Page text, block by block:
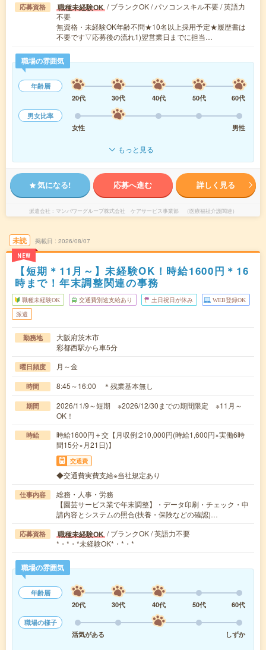
応募資格 職種未経験OK / ブランクOK / パソコンスキル不要 / 英語力
不要
無資格・未経験OK年齢不問★10名以上採用予定★履歴書は
不要です▽応募後の流れ1)翌営業日までに担当…
職場の雰囲気
年齢層
20代
30代 40代 50代
60代
男女比率
女性
男性
もっと見る
気になる! 応募へ進む 詳しく見る
派遣会社 マンパワーグループ株式会社 ケアサービス事業部 （医療福祉介護関連）
未読
NEW
掲載日 2026/08/07
【短期＊11月～】未経験OK！時給1600円＊16
時まで！年末調整関連の事務
職種未経験OK 交通費別途支給あり 土日祝日が休み WEB登録OK
派遣
勤務地
大阪府茨木市
彩都西駅から車5分
曜日頻度 月～金
時間 8:45～16:00 ＊残業基本無し
期間
2026/11/9～短期 ※2026/12/30までの期間限定 ※11月～
OK！
時給
時給1600円＋交【月収例:210,000円(時給1,600円×実働6時
間15分×月21日)】
交通費
◆交通費実費支給※当社規定あり
仕事内容
総務・人事・労務
【園芸サービス業で年末調整】・データ印刷・チェック・申
請内容とシステムの照合(扶養・保険などの確認)…
応募資格 職種未経験OK / ブランクOK / 英語力不要
*・*・*未経験OK*・*・*
職場の雰囲気
年齢層
20代
30代 40代 50代
60代
職場の様子
活気がある
しずか